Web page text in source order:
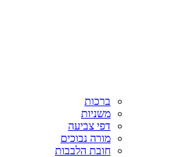
ברכות
משניות
דפי צביעה
מורה נבוכים
חובת הלבבות